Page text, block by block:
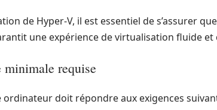
de Hyper-V, il est essentiel de s’assurer
une expérience de virtualisation fluide et
requise
ordinateur doit répondre aux exigences